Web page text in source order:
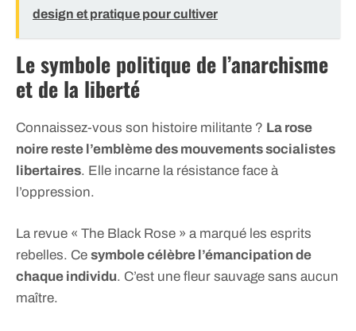
design et pratique pour cultiver
Le symbole politique de l’anarchisme
et de la liberté
Connaissez-vous son histoire militante ? La rose
noire reste l’emblème des mouvements socialistes
libertaires. Elle incarne la résistance face à
l’oppression.
La revue « The Black Rose » a marqué les esprits
rebelles. Ce symbole célèbre l’émancipation de
chaque individu. C’est une fleur sauvage sans aucun
maître.